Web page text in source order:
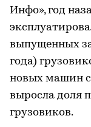
Инфо», год
выпущенных
года)
новых машин
выросла доля
грузовиков.